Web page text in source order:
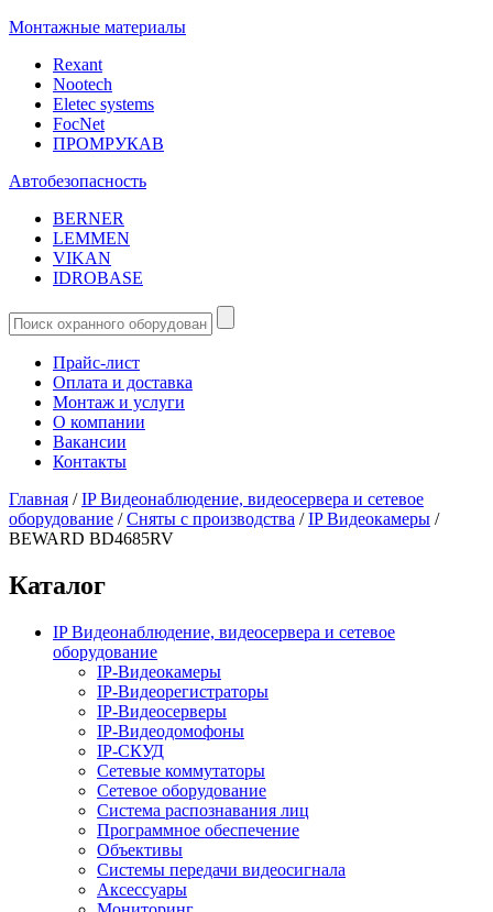
Монтажные материалы
Rexant
Nootech
Eletec systems
FocNet
ПРОМРУКАВ
Автобезопасность
BERNER
LEMMEN
VIKAN
IDROBASE
Прайс-лист
Оплата и доставка
Монтаж и услуги
О компании
Вакансии
Контакты
Главная /IP Видеонаблюдение, видеосервера и сетевое
оборудование /Сняты с производства /IP Видеокамеры /
BEWARD BD4685RV
Каталог
IP Видеонаблюдение, видеосервера и сетевое
оборудование
IP-Видеокамеры
IP-Видеорегистраторы
IP-Видеосерверы
IP-Видеодомофоны
IP-СКУД
Сетевые коммутаторы
Сетевое оборудование
Система распознавания лиц
Программное обеспечение
Объективы
Системы передачи видеосигнала
Аксессуары